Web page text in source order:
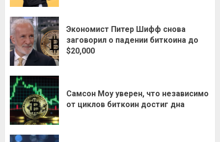
Экономист Питер Шифф снова
заговорил о падении биткоина до
$20,000
Самсон Моу уверен, что независимо
от циклов биткоин достиг дна